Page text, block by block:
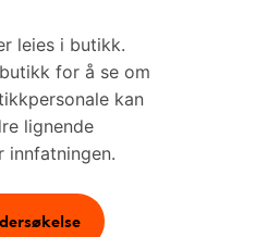
leies i butikk.
for å se om
kan
lignende
innfatningen.